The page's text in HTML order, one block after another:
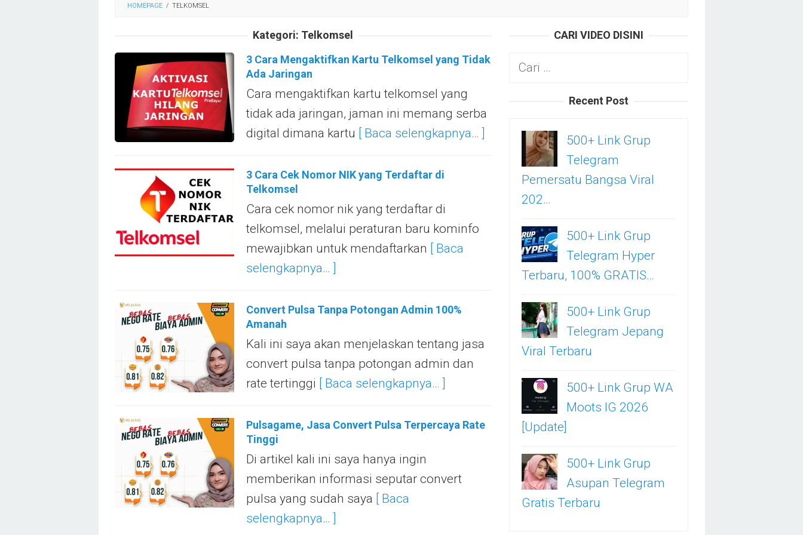
HOMEPAGE / TELKOMSEL
Kategori: Telkomsel
3 Cara Mengaktifkan Kartu Telkomsel yang Tidak
Ada Jaringan
Cara mengaktifkan kartu telkomsel yang
tidak ada jaringan, jaman ini memang serba
digital dimana kartu [ Baca selengkapnya… ]
3 Cara Cek Nomor NIK yang Terdaftar di
Telkomsel
Cara cek nomor nik yang terdaftar di
telkomsel, melalui peraturan baru kominfo
mewajibkan untuk mendaftarkan [ Baca
selengkapnya… ]
Convert Pulsa Tanpa Potongan Admin 100%
Amanah
Kali ini saya akan menjelaskan tentang jasa
convert pulsa tanpa potongan admin dan
rate tertinggi [ Baca selengkapnya… ]
Pulsagame, Jasa Convert Pulsa Terpercaya Rate
Tinggi
Di artikel kali ini saya hanya ingin
memberikan informasi seputar convert
pulsa yang sudah saya [ Baca
selengkapnya… ]
CARI VIDEO DISINI
Cari
Recent Post
500+ Link Grup
Telegram
Pemersatu Bangsa Viral
202…
500+ Link Grup
Telegram Hyper
Terbaru, 100% GRATIS…
500+ Link Grup
Telegram Jepang
Viral Terbaru
500+ Link Grup WA
Moots IG 2026
[Update]
500+ Link Grup
Asupan Telegram
Gratis Terbaru